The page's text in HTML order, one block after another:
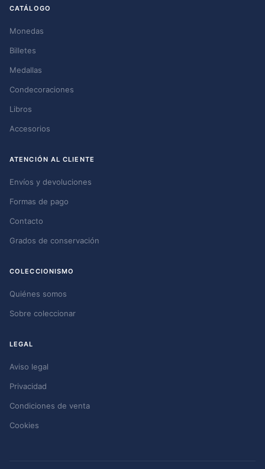
CATÁLOGO
Monedas
Billetes
Medallas
Condecoraciones
Libros
Accesorios
ATENCIÓN AL CLIENTE
Envíos y devoluciones
Formas de pago
Contacto
Grados de conservación
COLECCIONISMO
Quiénes somos
Sobre coleccionar
LEGAL
Aviso legal
Privacidad
Condiciones de venta
Cookies